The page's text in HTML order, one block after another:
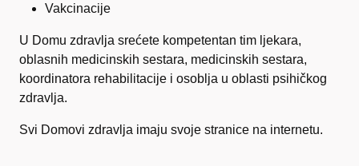
Vakcinacije
U Domu zdravlja srećete kompetentan tim ljekara,
oblasnih medicinskih sestara, medicinskih sestara,
koordinatora rehabilitacije i osoblja u oblasti psihičkog
zdravlja.
Svi Domovi zdravlja imaju svoje stranice na internetu.